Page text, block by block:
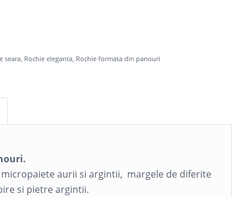
seara Rochie eleganta Rochie formata din panouri
aurii si argintii, margele de diferite
si pietre argintii.